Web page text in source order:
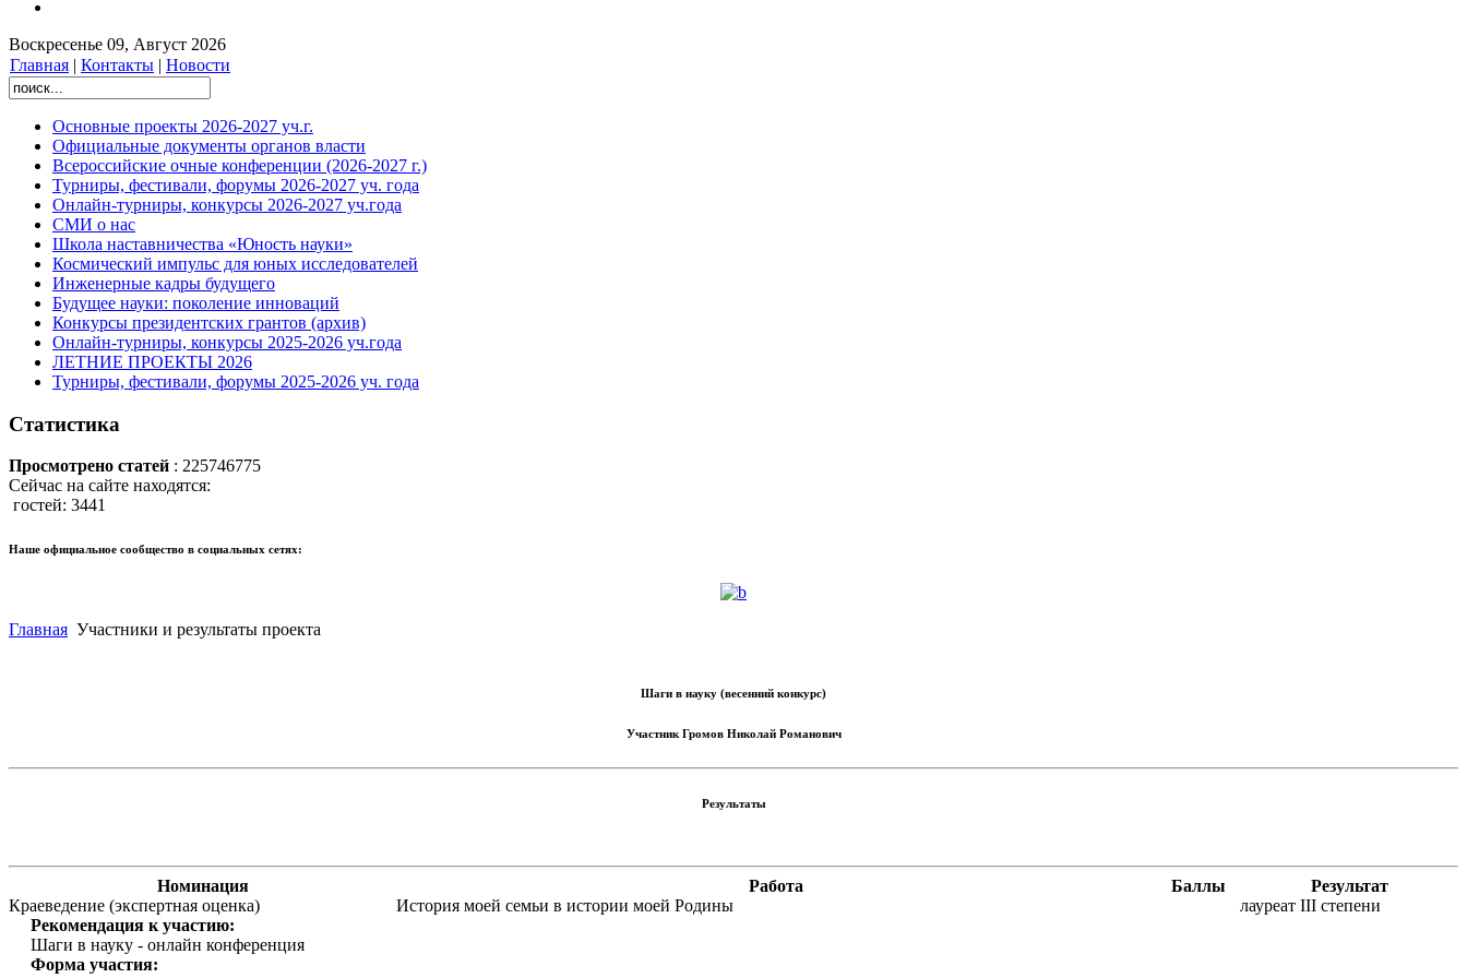
Воскресенье 09, Август 2026
Главная | Контакты | Новости
Основные проекты 2026-2027 уч.г.
Официальные документы органов власти
Всероссийские очные конференции (2026-2027 г.)
Турниры, фестивали, форумы 2026-2027 уч. года
Онлайн-турниры, конкурсы 2026-2027 уч.года
СМИ о нас
Школа наставничества «Юность науки»
Космический импульс для юных исследователей
Инженерные кадры будущего
Будущее науки: поколение инноваций
Конкурсы президентских грантов (архив)
Онлайн-турниры, конкурсы 2025-2026 уч.года
ЛЕТНИЕ ПРОЕКТЫ 2026
Турниры, фестивали, форумы 2025-2026 уч. года
Статистика
Просмотрено статей : 225746775
Сейчас на сайте находятся:
гостей: 3441
Наше официальное сообщество в социальных сетях:
Главная Участники и результаты проекта
Шаги в науку (весенний конкурс)
Участник Громов Николай Романович
Результаты
Номинация Работа Баллы
Результат
Краеведение (экспертная оценка)
История моей семьи в истории моей Родины
лауреат III степени
Рекомендация к участию:
Шаги в науку - онлайн конференция
Форма участия: